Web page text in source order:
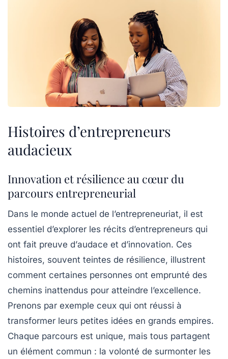
Histoires d’entrepreneurs
audacieux
Innovation et résilience au cœur du
parcours entrepreneurial
Dans le monde actuel de l’entrepreneuriat, il est
essentiel d’explorer les récits d’entrepreneurs qui
ont fait preuve d’audace et d’innovation. Ces
histoires, souvent teintes de résilience, illustrent
comment certaines personnes ont emprunté des
chemins inattendus pour atteindre l’excellence.
Prenons par exemple ceux qui ont réussi à
transformer leurs petites idées en grands empires.
Chaque parcours est unique, mais tous partagent
un élément commun : la volonté de surmonter les